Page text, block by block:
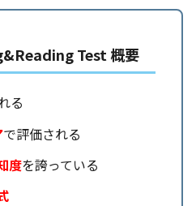
Test 概要
る
で評価される
度を誇っている